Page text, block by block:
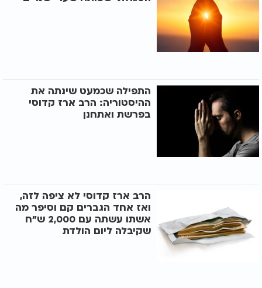
התפילה שכמעט שינתה את
ההיסטוריה: הרב ארז קדוסי
בפרשת ואתחנן
הרב ארז קדוסי לא ציפה לזה,
ואז אחד הגברים קם וסיפר מה
אשתו עשתה עם 2,000 ש"ח
שקיבלה ליום הולדת